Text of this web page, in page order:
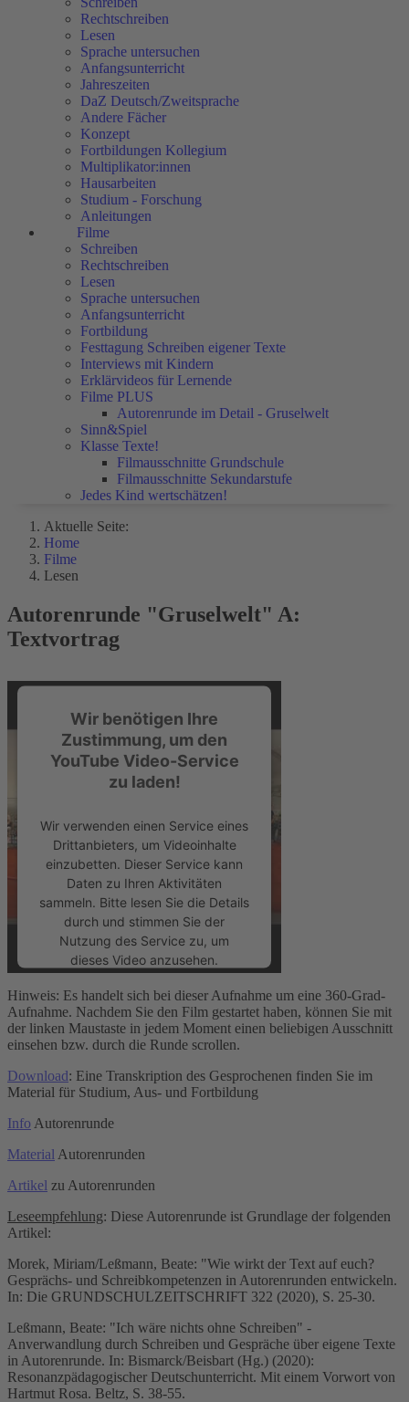
Rechtschreiben
Lesen
Sprache untersuchen
Anfangsunterricht
Jahreszeiten
DaZ Deutsch/Zweitsprache
Andere Fächer
Konzept
Fortbildungen Kollegium
Multiplikator:innen
Hausarbeiten
Studium - Forschung
Anleitungen
Filme
Schreiben
Rechtschreiben
Lesen
Sprache untersuchen
Anfangsunterricht
Fortbildung
Festtagung Schreiben eigener Texte
Interviews mit Kindern
Erklärvideos für Lernende
Filme PLUS
Autorenrunde im Detail - Gruselwelt
Sinn&Spiel
Klasse Texte!
Filmausschnitte Grundschule
Filmausschnitte Sekundarstufe
Jedes Kind wertschätzen!
Aktuelle Seite:
Home
Filme
Lesen
Autorenrunde "Gruselwelt" A:
Textvortrag
Wir benötigen Ihre
Zustimmung, um den
YouTube Video-Service
zu laden!
Wir verwenden einen Service eines
Drittanbieters, um Videoinhalte
einzubetten. Dieser Service kann
Daten zu Ihren Aktivitäten
sammeln. Bitte lesen Sie die Details
durch und stimmen Sie der
Nutzung des Service zu, um
dieses Video anzusehen.
Mehr Informationen
Akzeptieren
powered byUsercentrics Consent
Hinweis: Es handelt sich bei dieser Aufnahme um eine 360-Grad-
Aufnahme. Nachdem Sie den Film gestartet haben, können Sie mit
der linken Maustaste in jedem Moment einen beliebigen Ausschnitt
einsehen bzw. durch die Runde scrollen.
Download: Eine Transkription des Gesprochenen finden Sie im
Material für Studium, Aus- und Fortbildung
Info Autorenrunde
Material Autorenrunden
Artikel zu Autorenrunden
Leseempfehlung: Diese Autorenrunde ist Grundlage der folgenden
Artikel:
Morek, Miriam/Leßmann, Beate: "Wie wirkt der Text auf euch?
Gesprächs- und Schreibkompetenzen in Autorenrunden entwickeln.
In: Die GRUNDSCHULZEITSCHRIFT 322 (2020), S. 25-30.
Leßmann, Beate: "Ich wäre nichts ohne Schreiben" -
Anverwandlung durch Schreiben und Gespräche über eigene Texte
in Autorenrunde. In: Bismarck/Beisbart (Hg.) (2020):
Resonanzpädagogischer Deutschunterricht. Mit einem Vorwort von
Hartmut Rosa. Beltz, S. 38-55.